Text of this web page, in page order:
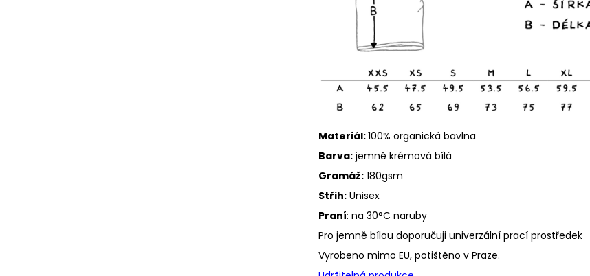
Materiál:100% organická bavlna
Barva: jemně krémová bílá
Gramáž: 180gsm
Střih: Unisex
Praní: na 30°C naruby
Pro jemně bílou doporučuji univerzální prací prostředek
Vyrobeno mimo EU, potištěno v Praze.